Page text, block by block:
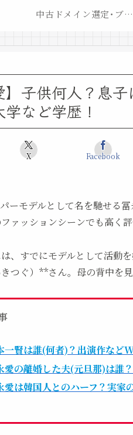
中古ドメイン選定･ブログ開設後最短での収益化戦略
】子供何人？息
など学歴！
X Facebook
ーモデルとして名を馳せる
ァッションシーンでも高く評
、すでにモデルとして活動
つぐ）**さん。母の背中を
一賢は誰(何者)？出演作など
愛の離婚した夫(元旦那)は誰
愛は韓国人とのハーフ？実家